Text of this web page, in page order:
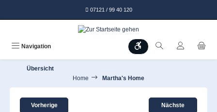
07121 / 99 40 120
Navigation Werkzeugleiste anzeigen
Übersicht
Home
Martha's Home
Vorherige Nächste